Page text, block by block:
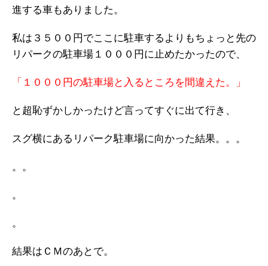
進する車もありました。
私は３５００円でここに駐車するよりもちょっと先の
リパークの駐車場１０００円に止めたかったので、
「１０００円の駐車場と入るところを間違えた。」
と超恥ずかしかったけど言ってすぐに出て行き、
スグ横にあるリパーク駐車場に向かった結果。。。
。。
。
。
結果はＣＭのあとで。